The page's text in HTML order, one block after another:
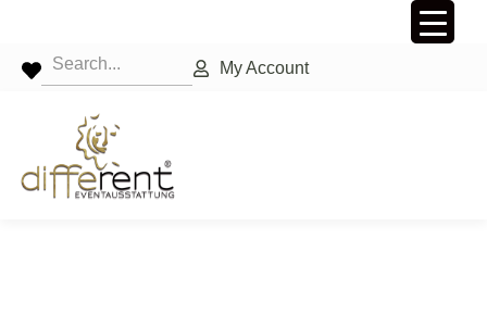
My Account